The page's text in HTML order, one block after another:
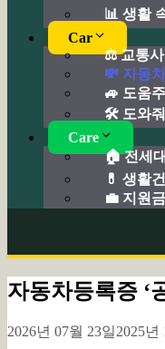
📊 생활
Car
⚖️ 교통
💸 자동
🚙 도움
🛠️ 도와줘
Care
🏠 전세
💊 생활
💼 지원
자동차등록증 ‘
2026년 07월 23일2025년